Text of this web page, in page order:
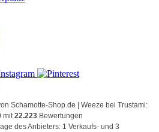
Schamotte-Shop.de | Weeze bei Trustami:
mit22.223 Bewertungen
des Anbieters: 1 Verkaufs- und 3